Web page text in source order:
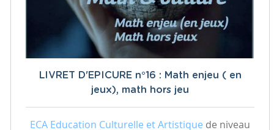
LIVRET D'EPICURE n°16 : Math enjeu ( en
jeux), math hors jeu
ECA Education Culturelle et Artistique de niveau